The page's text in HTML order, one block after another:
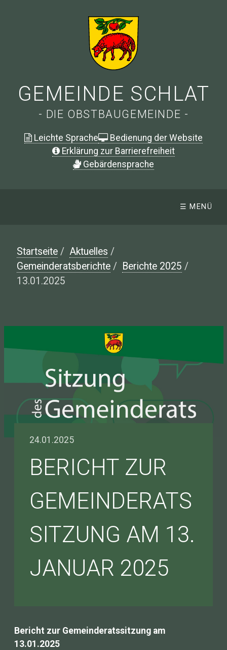
GEMEINDE SCHLAT
- DIE OBSTBAUGEMEINDE -
Leichte Sprache
Bedienung der Website
Erklärung zur Barrierefreiheit
Gebärdensprache
☰ MENÜ
Startseite / Aktuelles /
Gemeinderatsberichte / Berichte 2025 /
13.01.2025
24.01.2025
BERICHT ZUR
GEMEINDERATS
SITZUNG AM 13.
JANUAR 2025
Bericht zur Gemeinderatssitzung am
13.01.2025